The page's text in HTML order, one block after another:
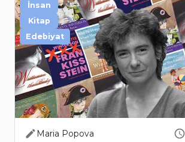
Maria Popova
İnsan
Kitap
Edebiyat